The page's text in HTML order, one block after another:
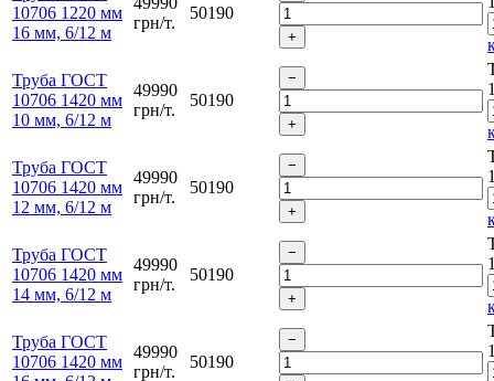
10706 1220 мм
16 мм, 6/12 м
грн/т.
50190
Труба ГОСТ
10706 1420 мм
10 мм, 6/12 м
49990
грн/т.
50190
Труба ГОСТ
10706 1420 мм
12 мм, 6/12 м
49990
грн/т.
50190
Труба ГОСТ
10706 1420 мм
14 мм, 6/12 м
49990
грн/т.
50190
Труба ГОСТ
10706 1420 мм
49990
грн/т.
50190